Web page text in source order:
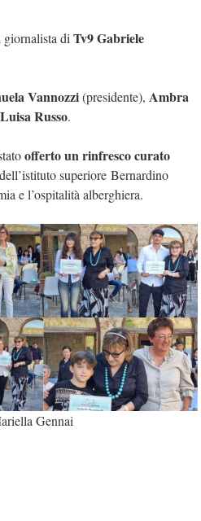
di Tv9 Gabriele
Vannozzi(presidente), Ambra
Russo.
offerto un rinfresco curato
superiore Bernardino
e l’ospitalità alberghiera.
Gennai